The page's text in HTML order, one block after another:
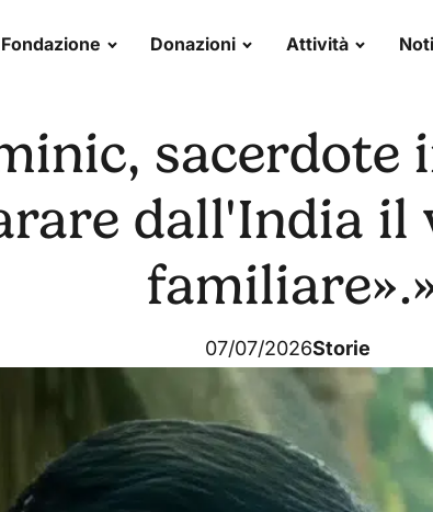
Fondazione Donazioni Attività
sacerdote
dall'India
07/07/2026Storie